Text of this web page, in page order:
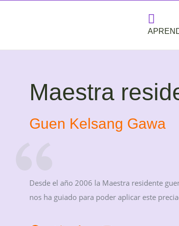
Maestra
Guen Kelsang Gawa
Desde el año 2006 la Maestra residente
nos ha guiado para poder aplicar este